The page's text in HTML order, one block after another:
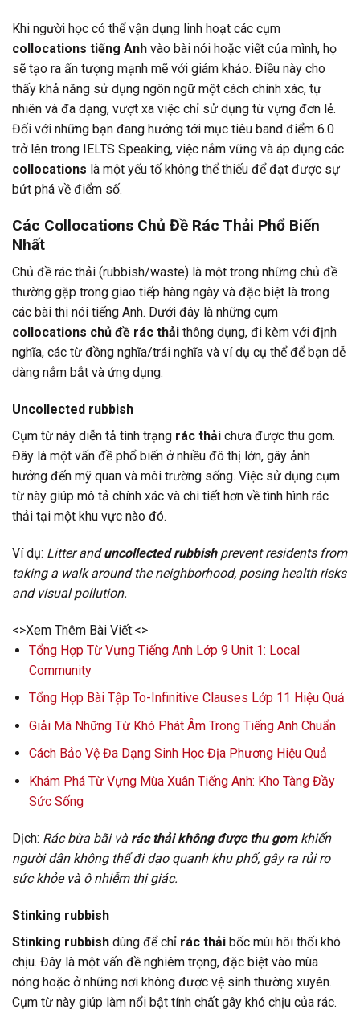
Khi người học có thể vận dụng linh hoạt các cụm
collocations tiếng Anh vào bài nói hoặc viết của mình, họ
sẽ tạo ra ấn tượng mạnh mẽ với giám khảo. Điều này cho
thấy khả năng sử dụng ngôn ngữ một cách chính xác, tự
nhiên và đa dạng, vượt xa việc chỉ sử dụng từ vựng đơn lẻ.
Đối với những bạn đang hướng tới mục tiêu band điểm 6.0
trở lên trong IELTS Speaking, việc nắm vững và áp dụng các
collocations là một yếu tố không thể thiếu để đạt được sự
bứt phá về điểm số.
Các Collocations Chủ Đề Rác Thải Phổ Biến
Nhất
Chủ đề rác thải (rubbish/waste) là một trong những chủ đề
thường gặp trong giao tiếp hàng ngày và đặc biệt là trong
các bài thi nói tiếng Anh. Dưới đây là những cụm
collocations chủ đề rác thải thông dụng, đi kèm với định
nghĩa, các từ đồng nghĩa/trái nghĩa và ví dụ cụ thể để bạn dễ
dàng nắm bắt và ứng dụng.
Uncollected rubbish
Cụm từ này diễn tả tình trạng rác thải chưa được thu gom.
Đây là một vấn đề phổ biến ở nhiều đô thị lớn, gây ảnh
hưởng đến mỹ quan và môi trường sống. Việc sử dụng cụm
từ này giúp mô tả chính xác và chi tiết hơn về tình hình rác
thải tại một khu vực nào đó.
Ví dụ: Litter anduncollected rubbishprevent residents from
taking a walk around the neighborhood, posing health risks
and visual pollution.
<>Xem Thêm Bài Viết:<>
Tổng Hợp Từ Vựng Tiếng Anh Lớp 9 Unit 1: Local
Community
Tổng Hợp Bài Tập To-Infinitive Clauses Lớp 11 Hiệu Quả
Giải Mã Những Từ Khó Phát Âm Trong Tiếng Anh Chuẩn
Cách Bảo Vệ Đa Dạng Sinh Học Địa Phương Hiệu Quả
Khám Phá Từ Vựng Mùa Xuân Tiếng Anh: Kho Tàng Đầy
Sức Sống
Dịch: Rác bừa bãi và rác thải không được thu gomkhiến
người dân không thể đi dạo quanh khu phố, gây ra rủi ro
sức khỏe và ô nhiễm thị giác.
Stinking rubbish
Stinking rubbish dùng để chỉ rác thải bốc mùi hôi thối khó
chịu. Đây là một vấn đề nghiêm trọng, đặc biệt vào mùa
nóng hoặc ở những nơi không được vệ sinh thường xuyên.
Cụm từ này giúp làm nổi bật tính chất gây khó chịu của rác.